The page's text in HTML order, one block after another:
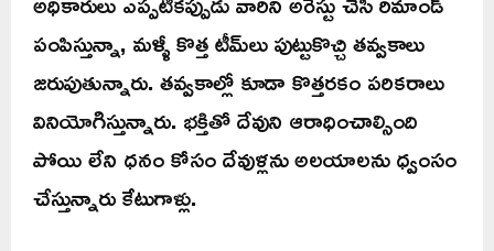
పంపిస్తున్నా, మళ్ళీ కొత్త టీమ్‌లు పుట్టుకొచ్చి తవ్వకాలు
జరుపుతున్నారు. తవ్వకాల్లో కూడా కొత్తరకం పరికరాలు
వినియోగిస్తున్నారు. భక్తితో దేవుని ఆరాధించాల్సింది
పోయి లేని ధనం కోసం దేవుళ్లను అలయాలను ధ్వంసం
చేస్తున్నారు కేటుగాళ్లు‌.